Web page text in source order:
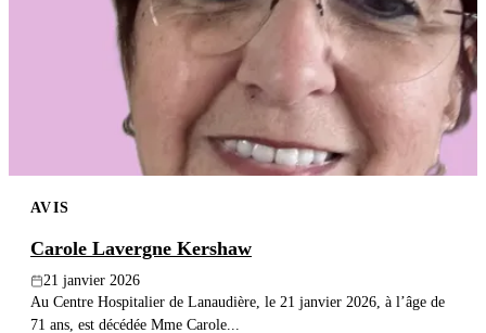
AVIS
Carole Lavergne Kershaw
21 janvier 2026
Au Centre Hospitalier de Lanaudière, le 21 janvier 2026, à l’âge de
71 ans, est décédée Mme Carole...